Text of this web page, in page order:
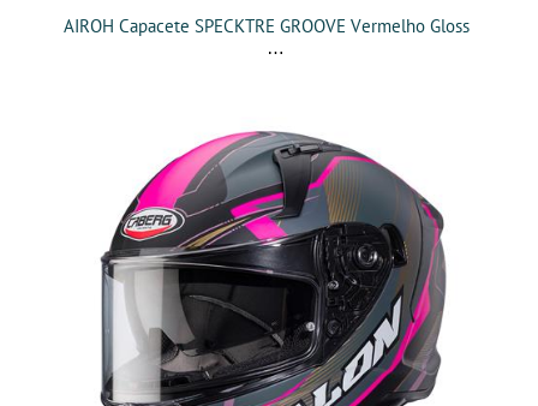
AIROH Capacete SPECKTRE GROOVE Vermelho Gloss